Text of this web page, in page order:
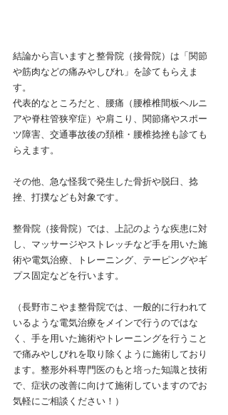
結論から言いますと整骨院（接骨院）は「関節
や筋肉などの痛みやしびれ」を診てもらえま
す。
代表的なところだと、腰痛（腰椎椎間板ヘルニ
アや脊柱管狭窄症）や肩こり、関節痛やスポー
ツ障害、交通事故後の頚椎・腰椎捻挫も診ても
らえます。
その他、急な怪我で発生した骨折や脱臼、捻
挫、打撲なども対象です。
整骨院（接骨院）では、上記のような疾患に対
し、マッサージやストレッチなど手を用いた施
術や電気治療、トレーニング、テーピングやギ
プス固定などを行います。
（長野市こやま整骨院では、一般的に行われて
いるような電気治療をメインで行うのではな
く、手を用いた施術やトレーニングを行うこと
で痛みやしびれを取り除くように施術しており
ます。整形外科専門医のもと培った知識と技術
で、症状の改善に向けて施術していますのでお
気軽にご相談ください！）